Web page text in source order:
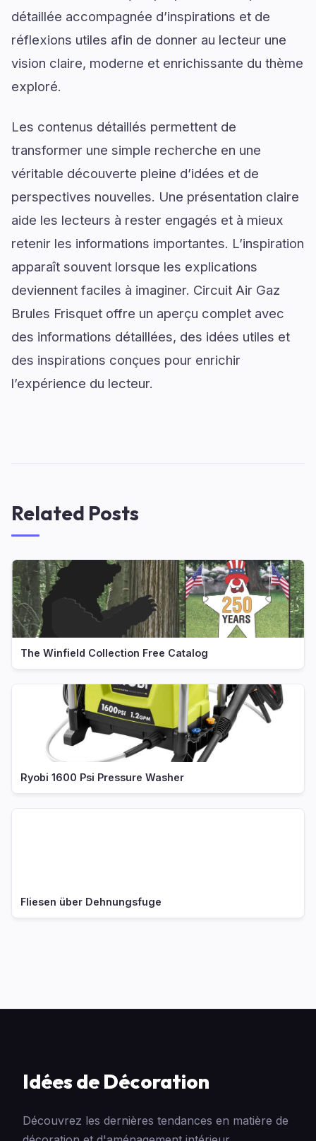
détaillée accompagnée d’inspirations et de
réflexions utiles afin de donner au lecteur une
vision claire, moderne et enrichissante du thème
exploré.
Les contenus détaillés permettent de
transformer une simple recherche en une
véritable découverte pleine d’idées et de
perspectives nouvelles. Une présentation claire
aide les lecteurs à rester engagés et à mieux
retenir les informations importantes. L’inspiration
apparaît souvent lorsque les explications
deviennent faciles à imaginer. Circuit Air Gaz
Brules Frisquet offre un aperçu complet avec
des informations détaillées, des idées utiles et
des inspirations conçues pour enrichir
l’expérience du lecteur.
Related Posts
The Winfield Collection Free Catalog
Ryobi 1600 Psi Pressure Washer
Fliesen über Dehnungsfuge
Idées de Décoration
Découvrez les dernières tendances en matière de